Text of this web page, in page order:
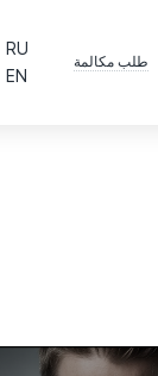
طلب مكالمة
RU
EN